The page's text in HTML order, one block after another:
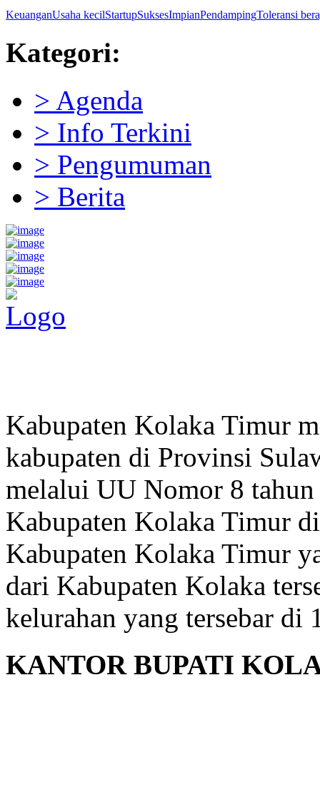
KeuanganUsaha kecilStartupSuksesImpianPendampingToleransi
Kategori:
> Agenda
> Info Terkini
> Pengumuman
> Berita
Kabupaten Kolaka Timur
kabupaten di Provinsi
melalui UU Nomor 8
Kabupaten Kolaka Timur
Kabupaten Kolaka Timur
dari Kabupaten Kolaka
kelurahan yang tersebar di
KANTOR BUPATI